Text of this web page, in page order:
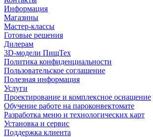
Информация
Магазины
Мастер-классы
Готовые решения
Дилерам
3D-модели ПищТех
Политика конфиденциальности
Пользовательское соглашение
Полезная информация
Услуги
Проектирование и комплексное оснащение
Обучение работе на пароконвектомате
Разработка меню и технологических карт
Установка и сервис
Поддержка клиента